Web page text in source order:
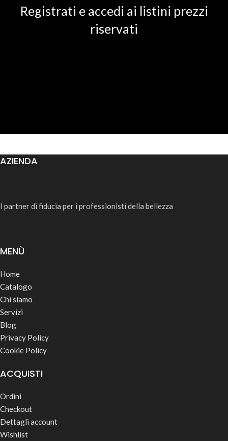
Registrati e accedi ai listini prezzi
riservati
AZIENDA
I partner di fiducia per i professionisti della bellezza
MENÙ
Home
Catalogo
Chi siamo
Servizi
Blog
Privacy Policy
Cookie Policy
ACQUISTI
Ordini
Checkout
Dettagli account
Wishlist